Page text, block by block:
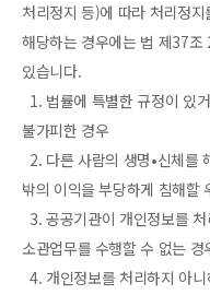
처리정지 등)에 따라 처리정
해당하는 경우에는 법 제37조
있습니다.
1. 법률에 특별한 규정이 있
불가피한 경우
2. 다른 사람의 생명•신체를
밖의 이익을 부당하게 침해할
3. 공공기관이 개인정보를
소관업무를 수행할 수 없는 경
4. 개인정보를 처리하지 아